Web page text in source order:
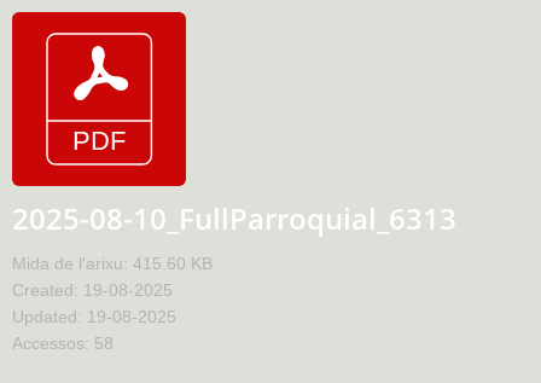
2025-08-10_FullParroquial_6313
Mida de l'arixu: 415.60 KB
Created: 19-08-2025
Updated: 19-08-2025
Accessos: 58